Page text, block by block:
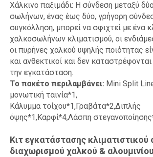
Χάλκινο παξιμάδι: Η σύνδεση μεταξύ
σωλήνων, ένας έως δύο, γρήγορη
συγκόλληση, μπορεί να σφιχτεί με ένα
χαλκοσωλήνων κλιματισμού, οι
οι πυρήνες χαλκού υψηλής ποιότητας
και ανθεκτικοί και δεν
την εγκατάσταση.
Το πακέτο περιλαμβάνει: Mini Split
μονωτική ταινία*1,
Κάλυμμα τοίχου*1,Γραβάτα*2,Διπλής
όψης*1,Καρφί*4,Λάσπη
Κιτ εγκατάστασης
διαχωρισμού χαλκού & αλουμινίου